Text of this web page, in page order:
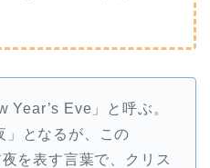
Year’s Eve」と呼ぶ。
」となるが、この
を表す言葉で、クリス